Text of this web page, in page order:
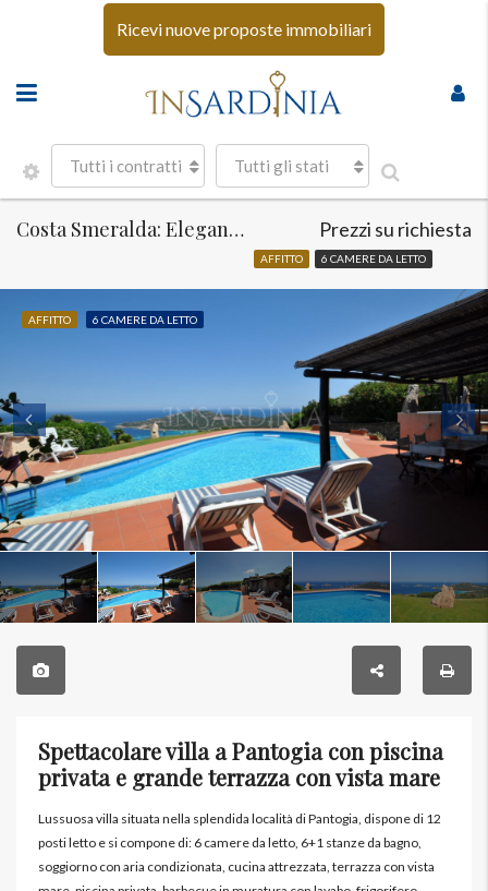
Ricevi nuove proposte immobiliari
Tutti i contratti Tutti gli stati
Costa Smeralda: Elegante villa con piscina
AFFITTO 6 CAMERE DA LETTO
Prezzi su richiesta
AFFITTO 6 CAMERE DA LETTO
Spettacolare villa a Pantogia con piscina
privata e grande terrazza con vista mare
Lussuosa villa situata nella splendida località di Pantogia, dispone di 12
posti letto e si compone di: 6 camere da letto, 6+1 stanze da bagno,
soggiorno con aria condizionata, cucina attrezzata, terrazza con vista